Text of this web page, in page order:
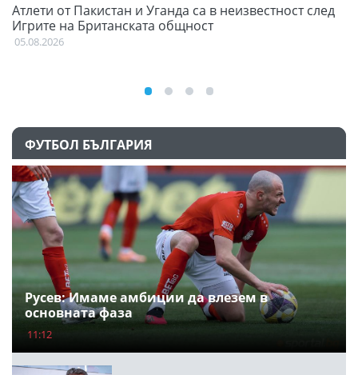
Атлети от Пакистан и Уганда са в неизвестност след
Игрите на Британската общност
05.08.2026
ФУТБОЛ БЪЛГАРИЯ
Русев: Имаме амбиции да влезем в
основната фаза
11:12